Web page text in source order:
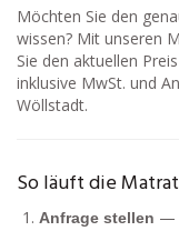
Möchten Sie den
wissen? Mit unseren
Sie den aktuellen
inklusive MwSt. und
Wöllstadt.
So läuft die
Anfrage stellen —